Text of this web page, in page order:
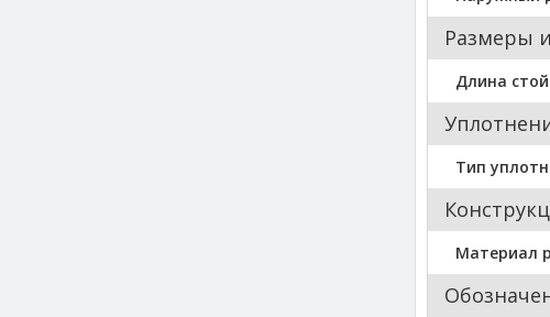
Размеры
Длина
Тип
Материал